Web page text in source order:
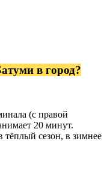
в город?
(с правой
20 минут.
тёплый сезон, в зимнее